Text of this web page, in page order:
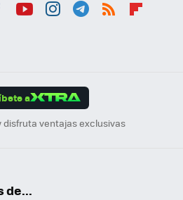
a
disfruta ventajas exclusivas
de...